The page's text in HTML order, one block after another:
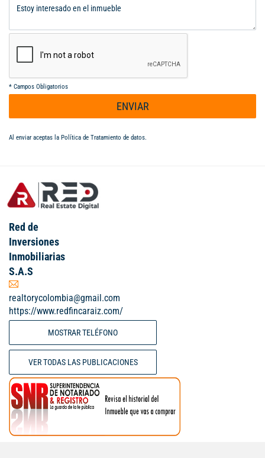
* Campos Obligatorios
ENVIAR
Al enviar aceptas la Política de Tratamiento de datos.
Red de
Inversiones
Inmobiliarias
S.A.S
realtorycolombia@gmail.com
https://www.redfincaraiz.com/
MOSTRAR TELÉFONO
VER TODAS LAS PUBLICACIONES